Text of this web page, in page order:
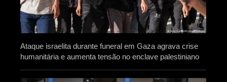
Ataque israelita durante funeral em Gaza agrava crise
humanitária e aumenta tensão no enclave palestiniano